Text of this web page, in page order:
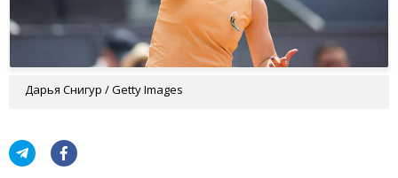
Дарья Снигур / Getty Images